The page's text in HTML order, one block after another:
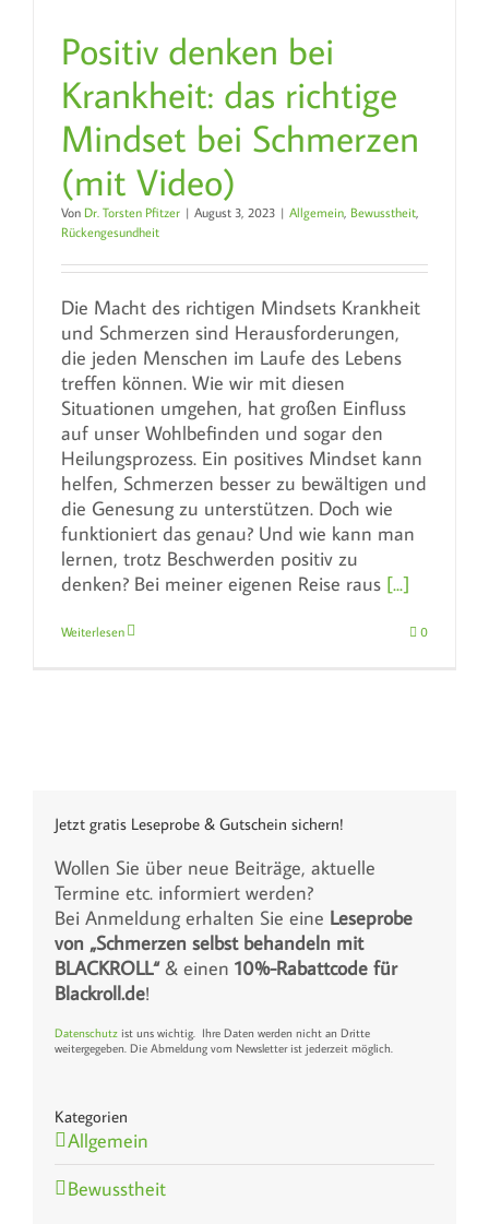
Positiv denken bei
Krankheit: das richtige
Mindset bei Schmerzen
(mit Video)
Von Dr. Torsten Pfitzer | August 3, 2023 | Allgemein Bewusstheit
Rückengesundheit
Die Macht des richtigen Mindsets Krankheit
und Schmerzen sind Herausforderungen,
die jeden Menschen im Laufe des Lebens
treffen können. Wie wir mit diesen
Situationen umgehen, hat großen Einfluss
auf unser Wohlbefinden und sogar den
Heilungsprozess. Ein positives Mindset kann
helfen, Schmerzen besser zu bewältigen und
die Genesung zu unterstützen. Doch wie
funktioniert das genau? Und wie kann man
lernen, trotz Beschwerden positiv zu
denken? Bei meiner eigenen Reise raus [...]
Weiterlesen 0
Jetzt gratis Leseprobe & Gutschein sichern!
Wollen Sie über neue Beiträge, aktuelle
Termine etc. informiert werden?
Bei Anmeldung erhalten Sie eine Leseprobe
von „Schmerzen selbst behandeln mit
BLACKROLL“& einen 10%-Rabattcode für
Blackroll.de!
Datenschutz ist uns wichtig. Ihre Daten werden nicht an Dritte
weitergegeben. Die Abmeldung vom Newsletter ist jederzeit möglich.
Kategorien
Allgemein
Bewusstheit